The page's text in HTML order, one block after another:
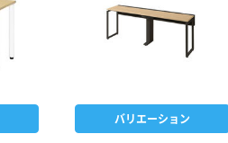
バリエーション